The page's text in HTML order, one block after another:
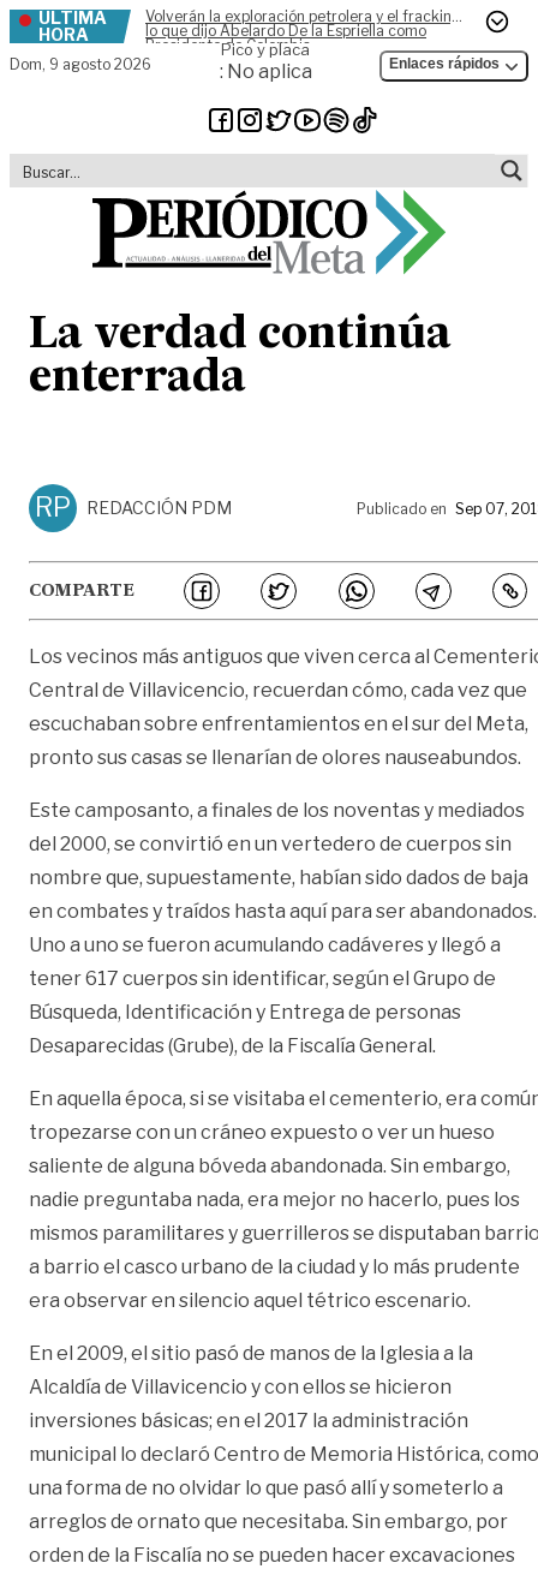
Skip to content
ÚLTIMA
HORA
Volverán la exploración petrolera y el fracking,
lo que dijo Abelardo De la Espriella como
Presidente de Colombia
Dom, 9 agosto 2026
Pico y placa
: No aplica Enlaces rápidos
La verdad continúa
enterrada
RP REDACCIÓN PDM Publicado en Sep 07,
COMPARTE
Los vecinos más antiguos que viven cerca al
Central de Villavicencio, recuerdan cómo, cada vez que
escuchaban sobre enfrentamientos en el sur del Meta,
pronto sus casas se llenarían de olores nauseabundos.
Este camposanto, a finales de los noventas y mediados
del 2000, se convirtió en un vertedero de cuerpos sin
nombre que, supuestamente, habían sido dados de baja
en combates y traídos hasta aquí para ser abandonados.
Uno a uno se fueron acumulando cadáveres y llegó a
tener 617 cuerpos sin identificar, según el Grupo de
Búsqueda, Identificación y Entrega de personas
Desaparecidas (Grube), de la Fiscalía General.
En aquella época, si se visitaba el cementerio, era
tropezarse con un cráneo expuesto o ver un hueso
saliente de alguna bóveda abandonada. Sin embargo,
nadie preguntaba nada, era mejor no hacerlo, pues los
mismos paramilitares y guerrilleros se disputaban
a barrio el casco urbano de la ciudad y lo más prudente
era observar en silencio aquel tétrico escenario.
En el 2009, el sitio pasó de manos de la Iglesia a la
Alcaldía de Villavicencio y con ellos se hicieron
inversiones básicas; en el 2017 la administración
municipal lo declaró Centro de Memoria Histórica, como
una forma de no olvidar lo que pasó allí y someterlo a
arreglos de ornato que necesitaba. Sin embargo, por
orden de la Fiscalía no se pueden hacer excavaciones